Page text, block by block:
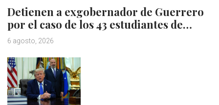
Detienen a exgobernador de Guerrero
por el caso de los 43 estudiantes de…
6 agosto, 2026